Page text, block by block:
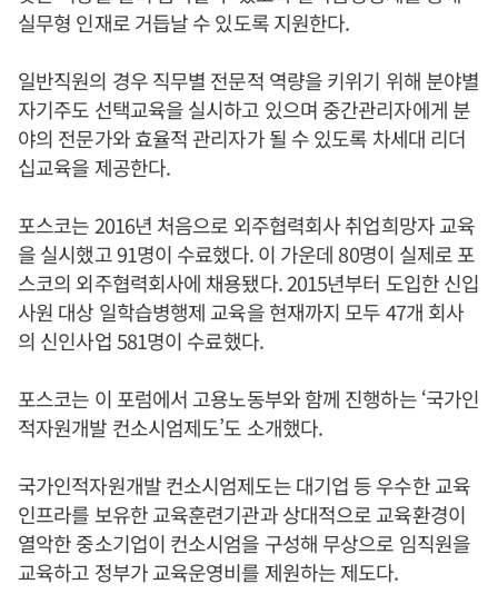
실무형 인재로 거듭날 수 있도록 지원한다.
일반직원의 경우 직무별 전문적 역량을 키위기 위해 분야별
자기주도 선택교육을 실시하고 있으며 중간관리자에게 분
야의 전문가와 효율적 관리자가 될 수 있도록 차세대 리더
십교육을 제공한다.
포스코는 2016년 처음으로 외주협력회사 취업희망자 교육
을 실시했고 91명이 수료했다. 이 가운데 80명이 실제로 포
스코의 외주협력회사에 채용됐다. 2015년부터 도입한 신입
사원 대상 일학습병행제 교육을 현재까지 모두 47개 회사
의 신인사업 581명이 수료했다.
포스코는 이 포럼에서 고용노동부와 함께 진행하는 ‘국가인
적자원개발 컨소시엄제도’도 소개했다.
국가인적자원개발 컨소시엄제도는 대기업 등 우수한 교육
인프라를 보유한 교육훈련기관과 상대적으로 교육환경이
열악한 중소기업이 컨소시엄을 구성해 무상으로 임직원을
교육하고 정부가 교육운영비를 제원하는 제도다.